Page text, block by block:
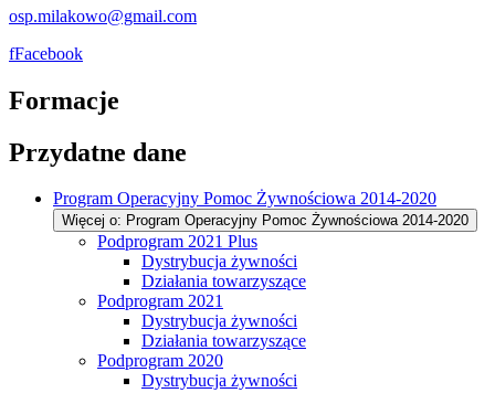
osp.milakowo@gmail.com
fFacebook
Formacje
Przydatne dane
Program Operacyjny Pomoc Żywnościowa 2014-2020
Więcej o: Program Operacyjny Pomoc Żywnościowa 2014-2020
Podprogram 2021 Plus
Dystrybucja żywności
Działania towarzyszące
Podprogram 2021
Dystrybucja żywności
Działania towarzyszące
Podprogram 2020
Dystrybucja żywności